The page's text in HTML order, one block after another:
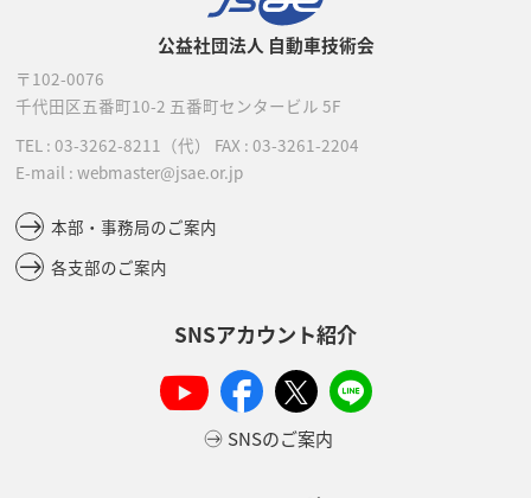
公益社団法人 自動車技術会
〒102-0076
千代田区五番町10-2 五番町センタービル 5F
TEL : 03-3262-8211 （代） FAX : 03-3261-2204
E-mail : webmaster@jsae.or.jp
本部・事務局のご案内
各支部のご案内
SNSアカウント紹介
SNSのご案内